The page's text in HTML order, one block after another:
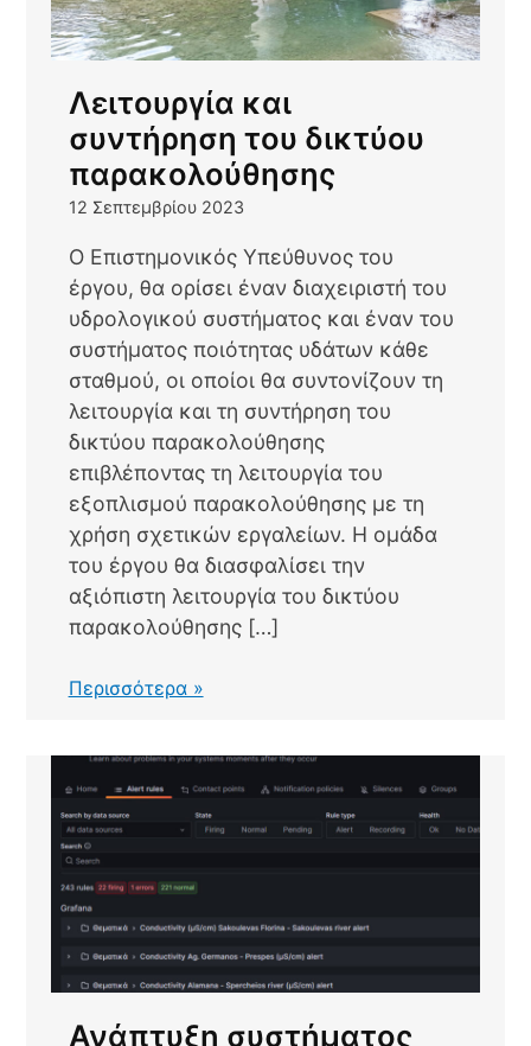
Λειτουργία και
συντήρηση του δικτύου
παρακολούθησης
12 Σεπτεμβρίου 2023
Ο Επιστημονικός Υπεύθυνος του
έργου, θα ορίσει έναν διαχειριστή του
υδρολογικού συστήματος και έναν του
συστήματος ποιότητας υδάτων κάθε
σταθμού, οι οποίοι θα συντονίζουν τη
λειτουργία και τη συντήρηση του
δικτύου παρακολούθησης
επιβλέποντας τη λειτουργία του
εξοπλισμού παρακολούθησης με τη
χρήση σχετικών εργαλείων. Η ομάδα
του έργου θα διασφαλίσει την
αξιόπιστη λειτουργία του δικτύου
παρακολούθησης […]
Περισσότερα »Λειτουργία
δικτύου
παρακολούθησης
Ανάπτυξη συστήματος